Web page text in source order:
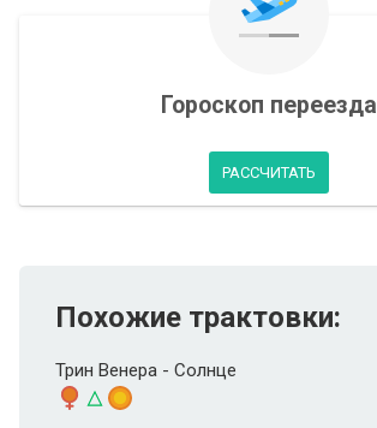
Гороскоп переезда
РАССЧИТАТЬ
Похожие трактовки:
Трин Венера - Солнце